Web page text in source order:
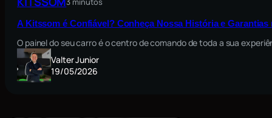
A Kitssom é Confiável? Conheça Nossa História e
O painel do seu carro é o centro de comando de toda a sua
Valter Junior
19/05/2026